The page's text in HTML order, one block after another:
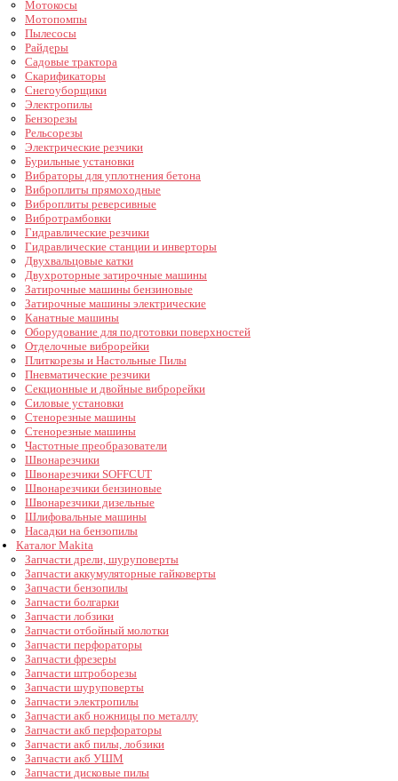
Мотокосы
Мотопомпы
Пылесосы
Райдеры
Садовые трактора
Скарификаторы
Снегоуборщики
Электропилы
Бензорезы
Рельсорезы
Электрические резчики
Бурильные установки
Вибраторы для уплотнения бетона
Виброплиты прямоходные
Виброплиты реверсивные
Вибротрамбовки
Гидравлические резчики
Гидравлические станции и инверторы
Двухвальцовые катки
Двухроторные затирочные машины
Затирочные машины бензиновые
Затирочные машины электрические
Канатные машины
Оборудование для подготовки поверхностей
Отделочные виброрейки
Плиткорезы и Настольные Пилы
Пневматические резчики
Секционные и двойные виброрейки
Силовые установки
Стенорезные машины
Стенорезные машины
Частотные преобразователи
Швонарезчики
Швонарезчики SOFFCUT
Швонарезчики бензиновые
Швонарезчики дизельные
Шлифовальные машины
Насадки на бензопилы
Каталог Makita
Запчасти дрели, шуруповерты
Запчасти аккумуляторные гайковерты
Запчасти бензопилы
Запчасти болгарки
Запчасти лобзики
Запчасти отбойный молотки
Запчасти перфораторы
Запчасти фрезеры
Запчасти штроборезы
Запчасти шуруповерты
Запчасти электропилы
Запчасти акб ножницы по металлу
Запчасти акб перфораторы
Запчасти акб пилы, лобзики
Запчасти акб УШМ
Запчасти дисковые пилы